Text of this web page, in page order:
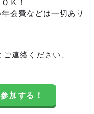
Ｋ！
会費などは一切あり
連絡ください。
加する！